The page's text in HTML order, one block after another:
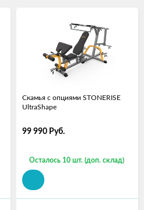
Скамья с опциями STONERISE
UltraShape
99 990 Руб.
Осталось 10 шт. (доп. склад)